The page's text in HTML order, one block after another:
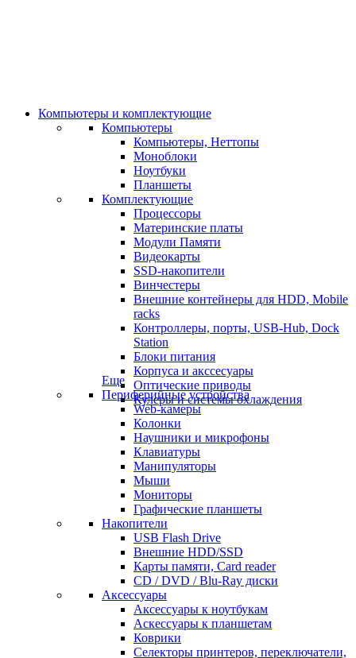
Компьютеры и комплектующие
Компьютеры
Компьютеры, Неттопы
Моноблоки
Ноутбуки
Планшеты
Комплектующие
Процессоры
Материнские платы
Модули Памяти
Видеокарты
SSD-накопители
Винчестеры
Внешние контейнеры для HDD, Mobile
racks
Контроллеры, порты, USB-Hub, Dock
Station
Блоки питания
Корпуса и акссесуары
Оптические приводы
Кулеры и системы охлаждения
Еще
Периферийные устройства
Web-камеры
Колонки
Наушники и микрофоны
Клавиатуры
Манипуляторы
Мыши
Мониторы
Графические планшеты
Накопители
USB Flash Drive
Внешние HDD/SSD
Карты памяти, Card reader
CD / DVD / Blu-Ray диски
Аксессуары
Аксессуары к ноутбукам
Аскессуары к планшетам
Коврики
Селекторы принтеров, переключатели,